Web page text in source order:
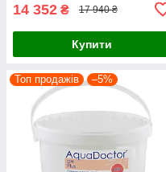
14 352 ₴ 17 940 ₴
Купити
Топ продажів –5%